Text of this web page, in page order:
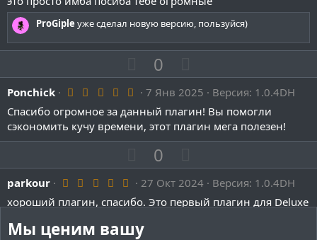
с с
в
н
ы
г
о
л
о
с
в
н
ы
г
о
л
о
с
з
д
ProGiple уже сделал новую версию, пользуйся)
П
о
з
и
т
и
в
н
ы
г
0
е
г
а
т
и
в
н
ы
Ponchick 5
0
0
з
в
з
д
7 Янв 2025
Версия: 1.0.4DH
Спасибо огромное за данный плагин! Вы помогли
сэкономить кучу времени, этот плагин мега полезен!
П
о
з
и
т
0
е
г
а
parkour 5
0
з
в
27 Окт 2024
Версия: 1.0.4DH
хороший плагин, спасибо. Это первый плагин для Deluxe
Мы ценим вашу